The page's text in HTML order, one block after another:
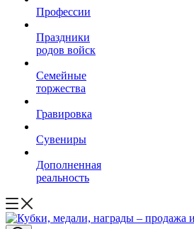
Профессии
Праздники
родов войск
Семейные
торжества
Гравировка
Сувениры
Дополненная
реальность